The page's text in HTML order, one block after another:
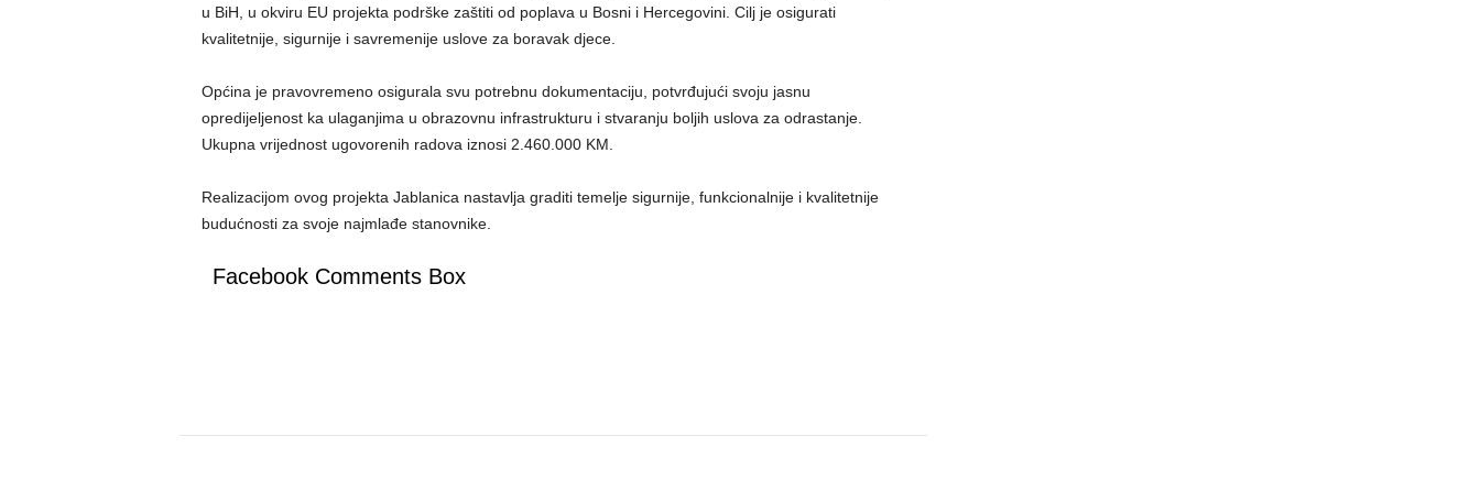
u BiH, u okviru EU projekta podrške zaštiti od poplava u Bosni i Hercegovini. Cilj je osigurati
kvalitetnije, sigurnije i savremenije uslove za boravak djece.
Općina je pravovremeno osigurala svu potrebnu dokumentaciju, potvrđujući svoju jasnu
opredijeljenost ka ulaganjima u obrazovnu infrastrukturu i stvaranju boljih uslova za odrastanje.
Ukupna vrijednost ugovorenih radova iznosi 2.460.000 KM.
Realizacijom ovog projekta Jablanica nastavlja graditi temelje sigurnije, funkcionalnije i kvalitetnije
budućnosti za svoje najmlađe stanovnike.
Facebook Comments Box